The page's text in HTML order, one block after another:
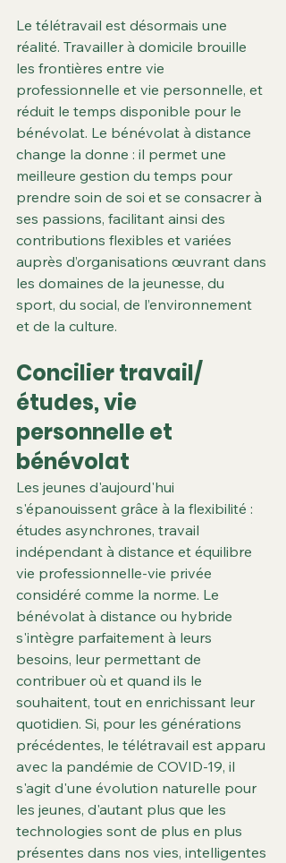
Le télétravail est désormais une
réalité. Travailler à domicile brouille
les frontières entre vie
professionnelle et vie personnelle, et
réduit le temps disponible pour le
bénévolat. Le bénévolat à distance
change la donne : il permet une
meilleure gestion du temps pour
prendre soin de soi et se consacrer à
ses passions, facilitant ainsi des
contributions flexibles et variées
auprès d’organisations œuvrant dans
les domaines de la jeunesse, du
sport, du social, de l’environnement
et de la culture.
Concilier travail/
études, vie
personnelle et
bénévolat
Les jeunes d'aujourd'hui
s'épanouissent grâce à la flexibilité :
études asynchrones, travail
indépendant à distance et équilibre
vie professionnelle-vie privée
considéré comme la norme. Le
bénévolat à distance ou hybride
s'intègre parfaitement à leurs
besoins, leur permettant de
contribuer où et quand ils le
souhaitent, tout en enrichissant leur
quotidien. Si, pour les générations
précédentes, le télétravail est apparu
avec la pandémie de COVID-19, il
s'agit d'une évolution naturelle pour
les jeunes, d'autant plus que les
technologies sont de plus en plus
présentes dans nos vies, intelligentes